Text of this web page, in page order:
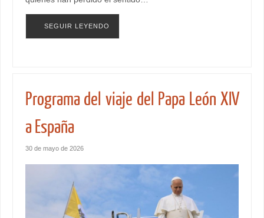
SEGUIR LEYENDO
Programa del viaje del Papa León XIV
a España
30 de mayo de 2026